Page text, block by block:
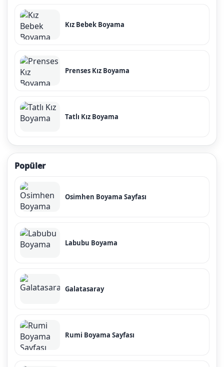
Kız Bebek Boyama
Prenses Kız Boyama
Tatlı Kız Boyama
Popüler
Osimhen Boyama Sayfası
Labubu Boyama
Galatasaray
Rumi Boyama Sayfası